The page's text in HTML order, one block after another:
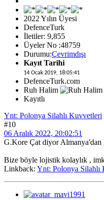
2022 Yılın Üyesi
DefenceTurk
İletiler: 9,855
Üyeler No :48759
Durumu:Çevrimdışı
Kayıt Tarihi
14 Ocak 2019, 18:05:41
DefenceTurk.com
Ruh Halim
Kayıtlı
Ynt: Polonya Silahlı Kuvvetleri
#10
06 Aralık 2022, 20:02:51
G.Kore Çat diyor
Bize böyle lojistik kolaylık ,
Linkback: Ynt: Polonya Silahlı